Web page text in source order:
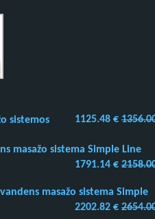
sistemos 1125.48 €
masažo sistema Simple Line
1791.14 €
masažo sistema Simple
2202.82 €